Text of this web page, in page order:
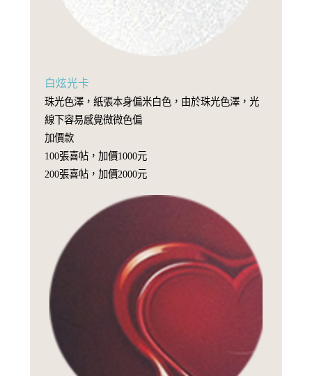
白炫光卡
珠光色澤，紙張本身偏米白色，由於珠光色澤，光
線下容易感覺微微色偏
加價款
100張喜帖，加價1000元
200張喜帖，加價2000元